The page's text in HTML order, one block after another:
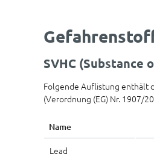
SVHC (Substance
Folgende Auflistung enthält
(Verordnung (EG) Nr. 1907/
Name
Lead